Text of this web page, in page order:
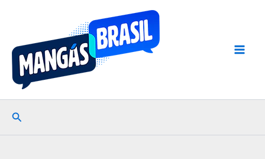
conteúdo
Pesquisar